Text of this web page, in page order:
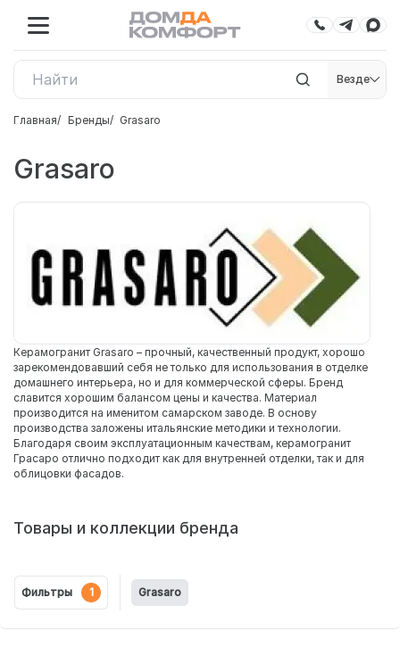
Везде
Главная Бренды Grasaro
Grasaro
Керамогранит Grasaro – прочный, качественный продукт, хорошо
зарекомендовавший себя не только для использования в отделке
домашнего интерьера, но и для коммерческой сферы. Бренд
славится хорошим балансом цены и качества. Материал
производится на именитом самарском заводе. В основу
производства заложены итальянские методики и технологии.
Благодаря своим эксплуатационным качествам, керамогранит
Грасаро отлично подходит как для внутренней отделки, так и для
облицовки фасадов.
Товары и коллекции бренда
Фильтры 1 Grasaro